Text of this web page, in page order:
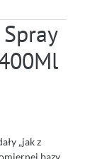
„jak z